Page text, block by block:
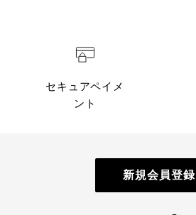
セキュアペイメ
ント
新規会員登録